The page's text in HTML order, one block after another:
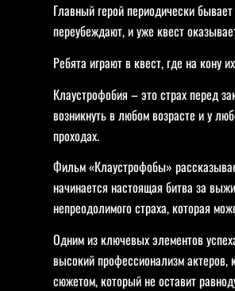
Главный герой периодически
переубеждают, и уже квест
Ребята играют в квест, где на кону
Клаустрофобия – это страх перед
возникнуть в любом возрасте и у
проходах.
Фильм «Клаустрофобы»
начинается настоящая битва за
непреодолимого страха, которая
Одним из ключевых элементов
высокий профессионализм актеров,
сюжетом, который не оставит